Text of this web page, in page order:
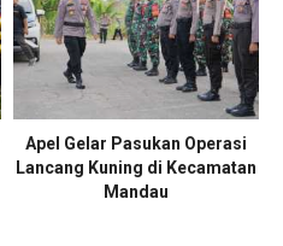
Apel Gelar Pasukan Operasi
Lancang Kuning di Kecamatan
Mandau